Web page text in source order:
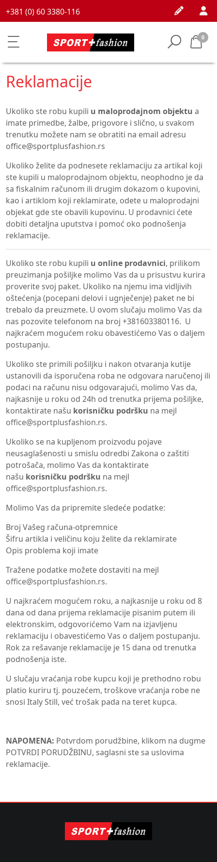
+381 (0) 60 3380-116
0
Reklamacije
Ukoliko ste robu kupili u maloprodajnom objektu a
imate primedbe, žalbe, prigovore i slično, u svakom
trenutku možete nam se obratiti na email adresu
office@sportplusfashion.rs
Ukoliko želite da podnesete reklamaciju za artikal koji
ste kupili u maloprodajnom objektu, neophodno je da
sa fiskalnim računom ili drugim dokazom o kupovini,
kao i artiklom koji reklamirate, odete u maloprodajni
objekat gde ste obavili kupovinu. U prodavnici ćete
dobiti detaljna uputstva i pomoć oko podnošenja
reklamacije.
Ukoliko ste robu kupili u online prodavnici, prilikom
preuzimanja pošiljke molimo Vas da u prisustvu kurira
proverite svoj paket. Ukoliko na njemu ima vidljivih
oštećenja (pocepani delovi i ugnječenje) paket ne bi
trebalo da preuzmete. U ovom slučaju molimo Vas da
nas pozovite telefonom na broj +381603380116. U
najkraćem mogućem roku obavestićemo Vas o daljem
postupanju.
Ukoliko ste primili pošiljku i nakon otvaranja kutije
ustanovili da isporučena roba ne odgovara naručenoj ili
podaci na računu nisu odgovarajući, molimo Vas da,
najkasnije u roku od 24h od trenutka prijema pošiljke,
kontaktirate našu korisničku podršku na mejl
office@sportplusfashion.rs.
Ukoliko se na kupljenom proizvodu pojave
neusaglašenosti u smislu odredbi Zakona o zaštiti
potrošača, molimo Vas da kontaktirate
našu korisničku podršku na mejl
office@sportplusfashion.rs.
Molimo Vas da pripremite sledeće podatke:
Broj Vašeg računa-otpremnice
Šifru artikla i veličinu koju želite da reklamirate
Opis problema koji imate
Tražene podatke možete dostaviti na mejl
office@sportplusfashion.rs.
U najkraćem mogućem roku, a najkasnije u roku od 8
dana od dana prijema reklamacije pisanim putem ili
elektronskim, odgovorićemo Vam na izjavljenu
reklamaciju i obavestićemo Vas o daljem postupanju.
Rok za rešavanje reklamacije je 15 dana od trenutka
podnošenja iste.
U slučaju vraćanja robe kupcu koji je prethodno robu
platio kuriru tj. pouzećem, troškove vraćanja robe ne
snosi Italy Still, već trošak pada na teret kupca.
NAPOMENA: Potvrdom porudžbine, klikom na dugme
POTVRDI PORUDŽBINU, saglasni ste sa uslovima
reklamacije.